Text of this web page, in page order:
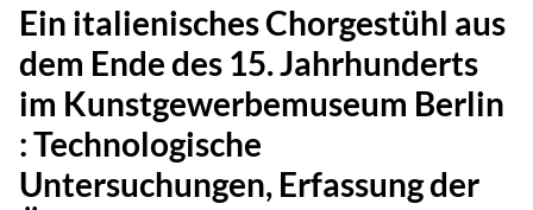
Ein italienisches Chorgestühl aus
dem Ende des 15. Jahrhunderts
im Kunstgewerbemuseum Berlin
: Technologische
Untersuchungen, Erfassung der